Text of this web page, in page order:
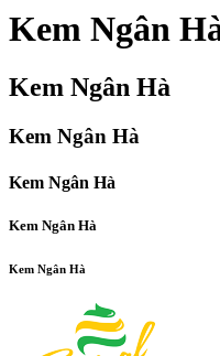
Kem Ngân
Kem Ngân Hà
Kem Ngân Hà
Kem Ngân Hà
Kem Ngân Hà
Kem Ngân Hà